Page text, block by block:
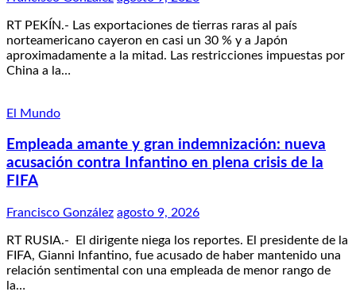
RT PEKÍN.- Las exportaciones de tierras raras al país
norteamericano cayeron en casi un 30 % y a Japón
aproximadamente a la mitad. Las restricciones impuestas por
China a la…
El Mundo
Empleada amante y gran indemnización: nueva
acusación contra Infantino en plena crisis de la
FIFA
Francisco González agosto 9, 2026
RT RUSIA.- El dirigente niega los reportes. El presidente de la
FIFA, Gianni Infantino, fue acusado de haber mantenido una
relación sentimental con una empleada de menor rango de
la…